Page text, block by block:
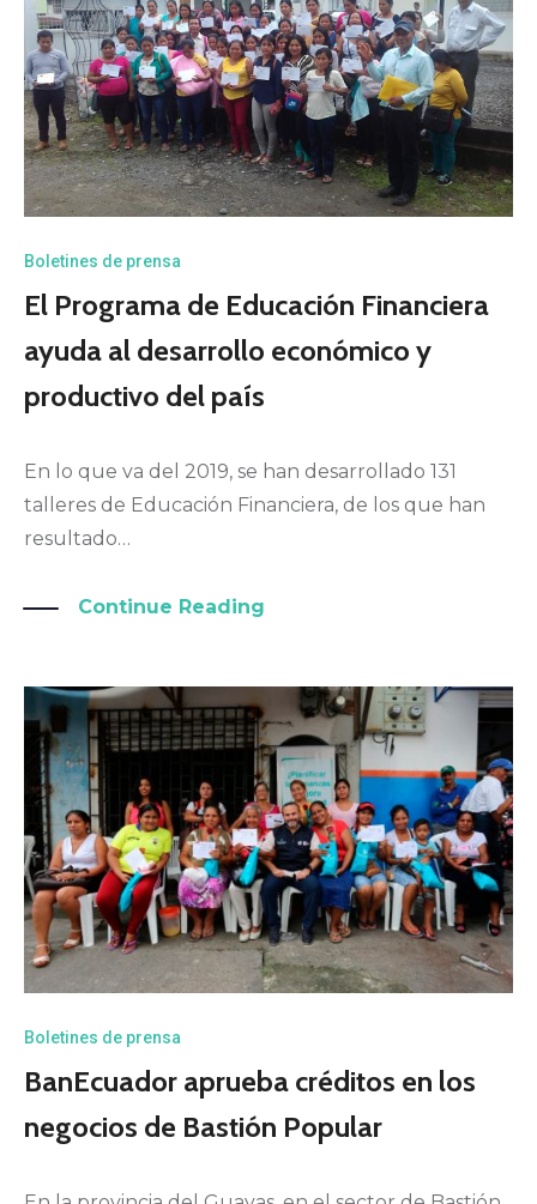
Boletines de prensa
El Programa de Educación Financiera
ayuda al desarrollo económico y
productivo del país
En lo que va del 2019, se han desarrollado 131
talleres de Educación Financiera, de los que han
resultado…
Continue Reading
Boletines de prensa
BanEcuador aprueba créditos en los
negocios de Bastión Popular